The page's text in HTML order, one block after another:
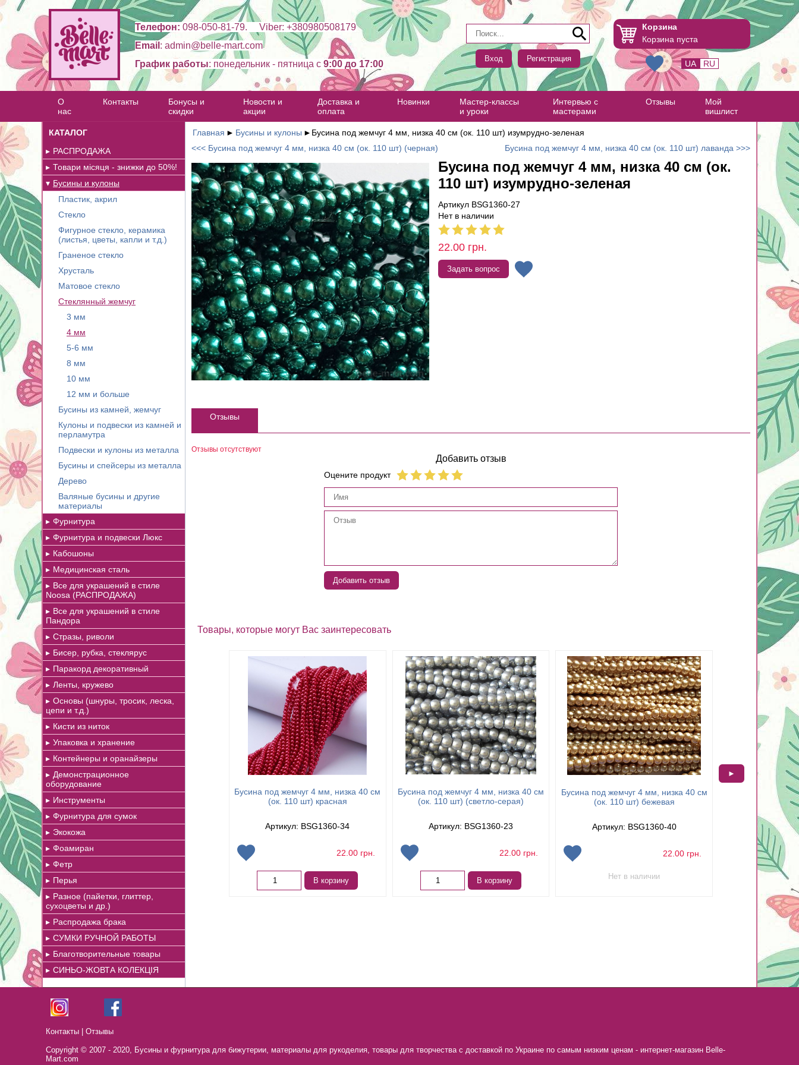
Телефон: 098-050-81-79. Viber: +380980508179
Email : admin@belle-mart.com
График работы: понедельник - пятница c 9:00 до 17:00
Вход Регистрация
Корзина
Корзина пуста
UA RU
О
нас
Контакты
Бонусы и
скидки
Новости и
акции
Доставка и
оплата
Новинки
Мастер-классы
и уроки
Интервью с
мастерами
Отзывы
Мой
вишлист
КАТАЛОГ
РАСПРОДАЖА
Товари місяця - знижки до 50%!
Бусины и кулоны
Пластик, акрил
Стекло
Фигурное стекло, керамика
(листья, цветы, капли и т.д.)
Граненое стекло
Хрусталь
Матовое стекло
Стеклянный жемчуг
3 мм
4 мм
5-6 мм
8 мм
10 мм
12 мм и больше
Бусины из камней, жемчуг
Кулоны и подвески из камней и
перламутра
Подвески и кулоны из металла
Бусины и спейсеры из металла
Дерево
Валяные бусины и другие
материалы
Фурнитура
Фурнитура и подвески Люкс
Кабошоны
Медицинская сталь
Все для украшений в стиле
Noosa (РАСПРОДАЖА)
Все для украшений в стиле
Пандора
Стразы, риволи
Бисер, рубка, стеклярус
Паракорд декоративный
Ленты, кружево
Основы (шнуры, тросик, леска,
цепи и т.д.)
Кисти из ниток
Упаковка и хранение
Контейнеры и оранайзеры
Демонстрационное
оборудование
Инструменты
Фурнитура для сумок
Экокожа
Фоамиран
Фетр
Перья
Разное (пайетки, глиттер,
сухоцветы и др.)
Распродажа брака
СУМКИ РУЧНОЙ РАБОТЫ
Благотворительные товары
СИНЬО-ЖОВТА КОЛЕКЦІЯ
Главная ► Бусины и кулоны ► Бусина под жемчуг 4 мм, низка 40 см (ок. 110 шт) изумрудно-зеленая
<<< Бусина под жемчуг 4 мм, низка 40 см (ок. 110 шт) (черная)
Бусина под жемчуг 4 мм, низка 40 см (ок. 110 шт) лаванда >>>
Бусина под жемчуг 4 мм, низка 40 см (ок.
110 шт) изумрудно-зеленая
Артикул BSG1360-27
Нет в наличии
22.00 грн.
Задать вопрос
Отзывы
Отзывы отсутствуют
Добавить отзыв
Оцените продукт
Добавить отзыв
Товары, которые могут Вас заинтересовать
Бусина под жемчуг 4 мм, низка 40 см
(ок. 110 шт) красная
Артикул: BSG1360-34
22.00 грн.
В корзину
Бусина под жемчуг 4 мм, низка 40 см
(ок. 110 шт) (светло-серая)
Артикул: BSG1360-23
22.00 грн.
В корзину
Бусина под жемчуг 4 мм, низка 40 см
(ок. 110 шт) бежевая
Артикул: BSG1360-40
22.00 грн.
Нет в наличии
Бусина под
(ок. 110 шт)
Артикул:
►
Контакты Отзывы
Copyright © 2007 - 2020, Бусины и фурнитура для бижутерии, материалы для рукоделия, товары для творчества с доставкой по Украине по самым низким ценам - интернет-магазин Belle-
Mart.com